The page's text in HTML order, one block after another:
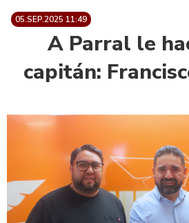
05.SEP.2025 11:49
A Parral le
capitán: